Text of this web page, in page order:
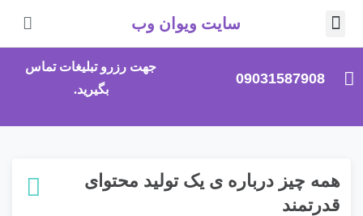
سایت ویوان وب
09031587908
جهت رزرو تبلیغات تماس
بگیرید.
همه چیز درباره ی یک تولید محتوای
قدرتمند